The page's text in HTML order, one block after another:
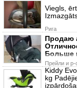
Viegls,
Рига
Продаю
Больше
Прейли и р-
Kiddy
kg